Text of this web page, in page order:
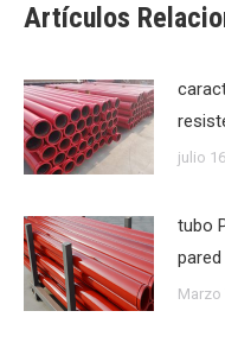
Artículos
julio
tubo
Marzo